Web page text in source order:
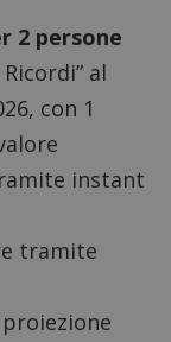
2 persone
al
con 1
instant
tramite